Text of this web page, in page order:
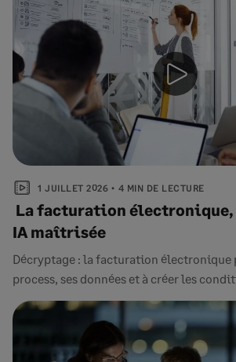
1 JUILLET 2026 4 MIN DE LECTURE
La facturation électronique,
IA maîtrisée
Décryptage : la facturation électronique
process, ses données et à créer les